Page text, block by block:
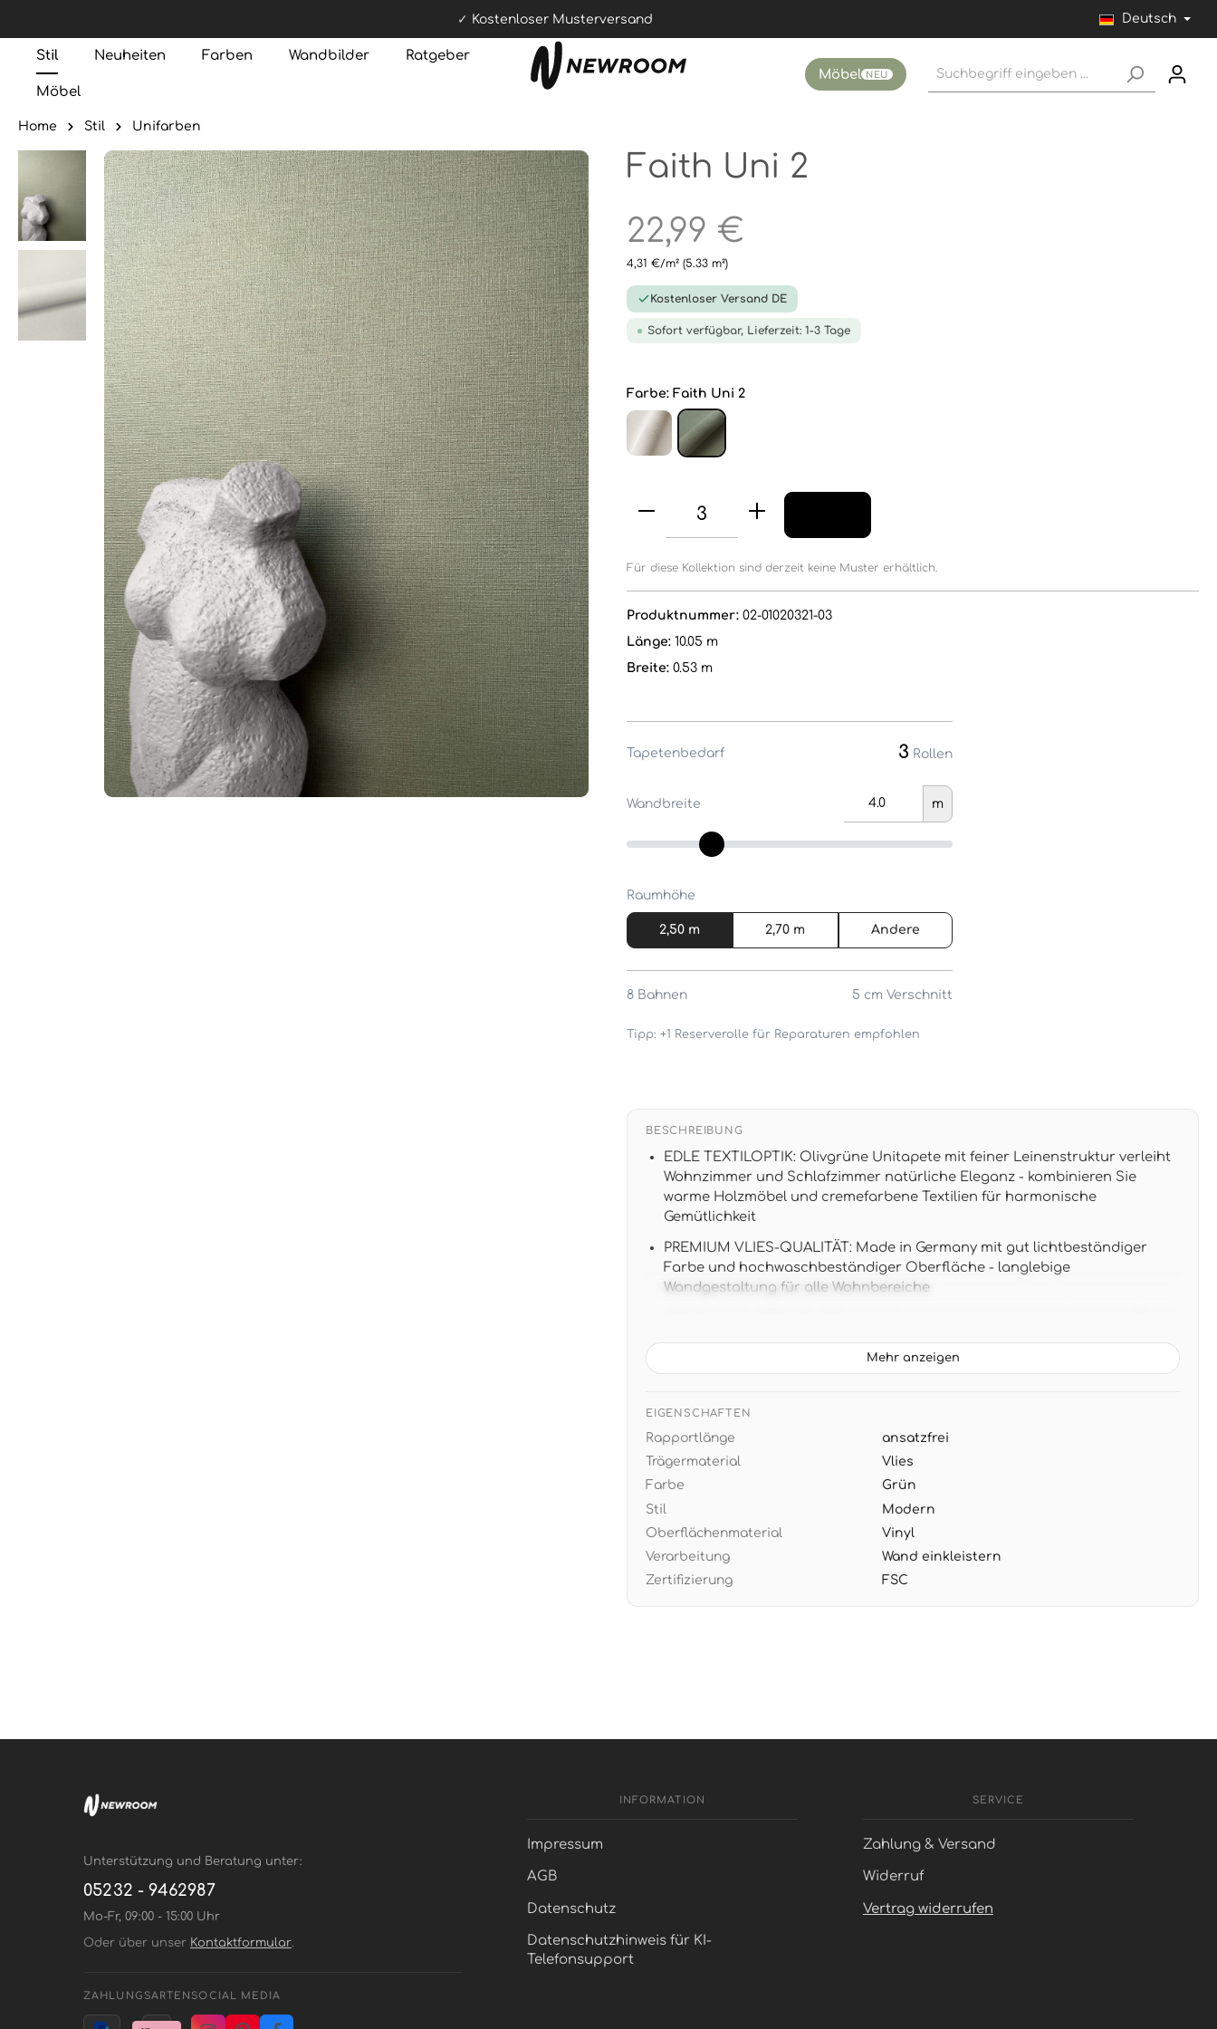
Kostenloser Musterversand Deutsch
Stil Neuheiten Farben Wandbilder Ratgeber
Möbel
Möbel NEU
Home Stil Unifarben
Faith Uni 2
22,99 €
4,31 €/m² (5.33 m²)
Kostenloser Versand DE
Sofort verfügbar, Lieferzeit: 1-3 Tage
Farbe: Faith Uni 2
Für diese Kollektion sind derzeit keine Muster erhältlich.
Produktnummer: 02-01020321-03
Länge: 10.05 m
Breite: 0.53 m
Tapetenbedarf 3 Rollen
Wandbreite m
Raumhöhe
2,50 m 2,70 m Andere
8 Bahnen 5 cm Verschnitt
Tipp: +1 Reserverolle für Reparaturen empfohlen
BESCHREIBUNG
EDLE TEXTILOPTIK: Olivgrüne Unitapete mit feiner Leinenstruktur verleiht
Wohnzimmer und Schlafzimmer natürliche Eleganz - kombinieren Sie
warme Holzmöbel und cremefarbene Textilien für harmonische
Gemütlichkeit
PREMIUM VLIES-QUALITÄT: Made in Germany mit gut lichtbeständiger
Farbe und hochwaschbeständiger Oberfläche - langlebige
Wandgestaltung für alle Wohnbereiche
BERUHIGENDES OLIVGRÜN: Die warme grüne Nuance wirkt entspannend
Holz
EINFACHE VERARBEITUNG: Wand einkleistern und Tapete direkt aufbringen
- später restlos trocken abziehbar ohne Rückstände
Mehr anzeigen
EIGENSCHAFTEN
Rapportlänge
ansatzfrei
Trägermaterial
Vlies
Farbe
Grün
Stil
Modern
Oberflächenmaterial
Vinyl
Verarbeitung
Wand einkleistern
Zertifizierung
FSC
Unterstützung und Beratung unter:
05232 - 9462987
Mo-Fr, 09:00 - 15:00 Uhr
Oder über unser Kontaktformular.
ZAHLUNGSARTEN SOCIAL MEDIA
INFORMATION
Impressum
AGB
Datenschutz
Datenschutzhinweis für KI-
Telefonsupport
SERVICE
Zahlung & Versand
Widerruf
Vertrag widerrufen